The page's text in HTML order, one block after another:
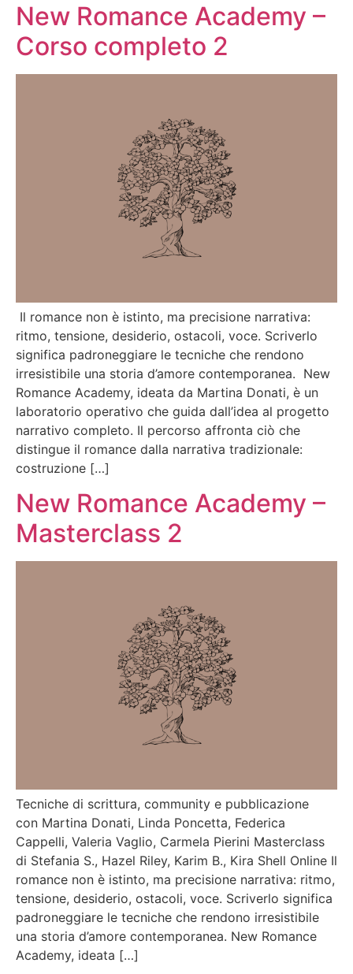
New Romance Academy –
Corso completo 2
Il romance non è istinto, ma precisione narrativa:
ritmo, tensione, desiderio, ostacoli, voce. Scriverlo
significa padroneggiare le tecniche che rendono
irresistibile una storia d’amore contemporanea. New
Romance Academy, ideata da Martina Donati, è un
laboratorio operativo che guida dall’idea al progetto
narrativo completo. Il percorso affronta ciò che
distingue il romance dalla narrativa tradizionale:
costruzione […]
New Romance Academy –
Masterclass 2
Tecniche di scrittura, community e pubblicazione
con Martina Donati, Linda Poncetta, Federica
Cappelli, Valeria Vaglio, Carmela Pierini Masterclass
di Stefania S., Hazel Riley, Karim B., Kira Shell Online Il
romance non è istinto, ma precisione narrativa: ritmo,
tensione, desiderio, ostacoli, voce. Scriverlo significa
padroneggiare le tecniche che rendono irresistibile
una storia d’amore contemporanea. New Romance
Academy, ideata […]